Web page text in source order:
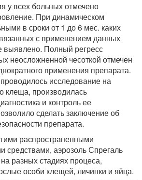
у всех больных отмечено
При динамическом
в сроки от 1 до 6 мес. каких
с применением данных
выявлено. Полный регресс
неосложненной чесоткой отмечен
применения препарата.
исследование на
клеща, производилась
и контроль ее
сделать заключение об
препарата.
распространенными
средствами, аэрозоль Спрегаль
разных стадиях процеса,
особи клещей, личинки и яйца.